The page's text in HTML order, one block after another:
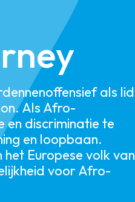
als lid
Als Afro-
en discriminatie te
en loopbaan.
Europese volk van
voor Afro-